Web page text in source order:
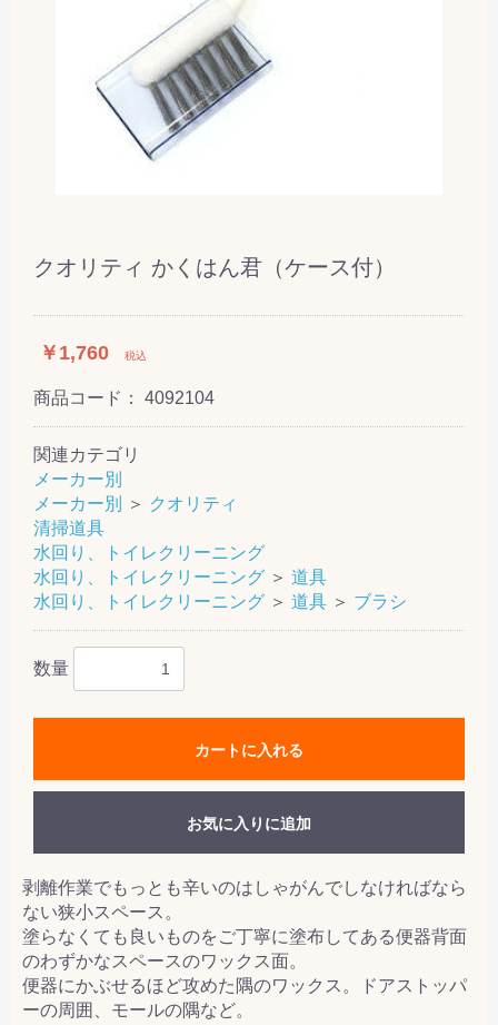
クオリティ かくはん君（ケース付）
￥1,760 税込
商品コード： 4092104
関連カテゴリ
メーカー別
メーカー別
＞ クオリティ
清掃道具
水回り、トイレクリーニング
水回り、トイレクリーニング ＞ 道具
水回り、トイレクリーニング ＞ 道具 ＞ ブラシ
数量
カートに入れる
お気に入りに追加
剥離作業でもっとも辛いのはしゃがんでしなければなら
ない狭小スペース。
塗らなくても良いものをご丁寧に塗布してある便器背面
のわずかなスペースのワックス面。
便器にかぶせるほど攻めた隅のワックス。ドアストッパ
ーの周囲、モールの隅など。